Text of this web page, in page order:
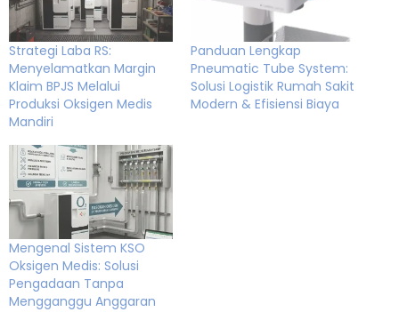
Strategi Laba RS:
Menyelamatkan Margin
Klaim BPJS Melalui
Produksi Oksigen Medis
Mandiri
Panduan Lengkap
Pneumatic Tube System:
Solusi Logistik Rumah Sakit
Modern & Efisiensi Biaya
Mengenal Sistem KSO
Oksigen Medis: Solusi
Pengadaan Tanpa
Mengganggu Anggaran